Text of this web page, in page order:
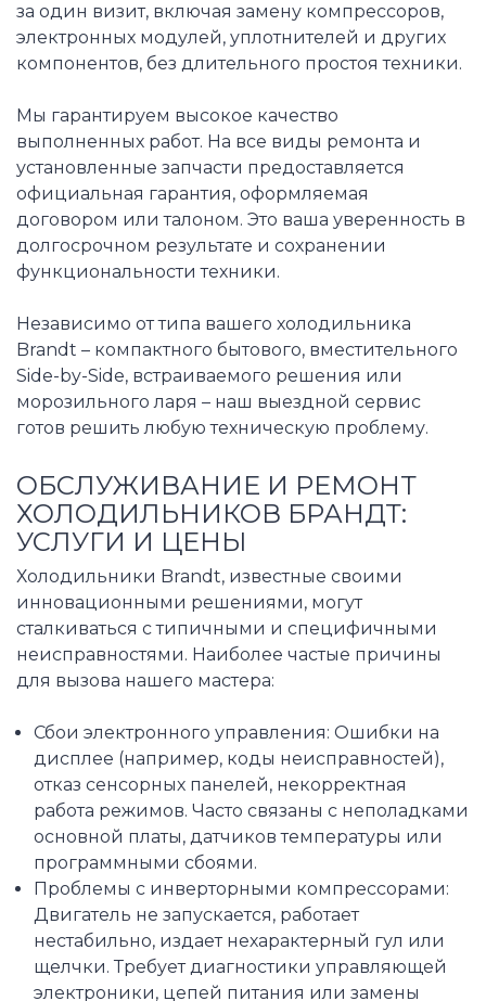
за один визит, включая замену компрессоров,
электронных модулей, уплотнителей и других
компонентов, без длительного простоя техники.
Мы гарантируем высокое качество
выполненных работ. На все виды ремонта и
установленные запчасти предоставляется
официальная гарантия, оформляемая
договором или талоном. Это ваша уверенность в
долгосрочном результате и сохранении
функциональности техники.
Независимо от типа вашего холодильника
Brandt – компактного бытового, вместительного
Side-by-Side, встраиваемого решения или
морозильного ларя – наш выездной сервис
готов решить любую техническую проблему.
ОБСЛУЖИВАНИЕ И РЕМОНТ
ХОЛОДИЛЬНИКОВ БРАНДТ:
УСЛУГИ И ЦЕНЫ
Холодильники Brandt, известные своими
инновационными решениями, могут
сталкиваться с типичными и специфичными
неисправностями. Наиболее частые причины
для вызова нашего мастера:
Сбои электронного управления: Ошибки на
дисплее (например, коды неисправностей),
отказ сенсорных панелей, некорректная
работа режимов. Часто связаны с неполадками
основной платы, датчиков температуры или
программными сбоями.
Проблемы с инверторными компрессорами:
Двигатель не запускается, работает
нестабильно, издает нехарактерный гул или
щелчки. Требует диагностики управляющей
электроники, цепей питания или замены